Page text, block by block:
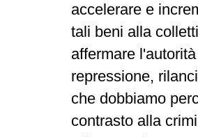
accelerare e
tali beni alla
affermare
repressione,
che dobbiamo
contrasto alla